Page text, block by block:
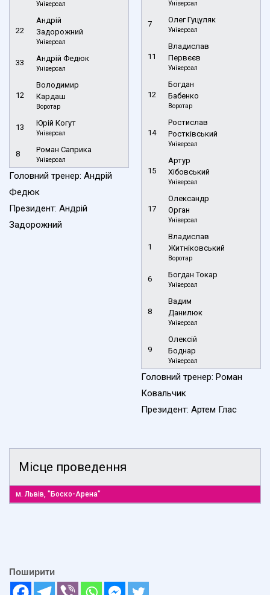
Універсал
22
Андрій
Задорожний
Універсал
33 Андрій Федюк
Універсал
12
Володимир
Кардаш
Воротар
13 Юрій Когут
Універсал
8 Роман Саприка
Універсал
Головний тренер: Андрій
Федюк
Президент: Андрій
Задорожний
Універсал
7 Олег Гуцуляк
Універсал
11
Владислав
Первєєв
Універсал
12
Богдан
Бабенко
Воротар
14
Ростислав
Ростківський
Універсал
15
Артур
Хібовський
Універсал
17
Олександр
Орган
Універсал
1
Владислав
Житніковський
Воротар
6 Богдан Токар
Універсал
8
Вадим
Данилюк
Універсал
9
Олексій
Боднар
Універсал
Головний тренер: Роман
Ковальчик
Президент: Артем Глас
Місце проведення
м. Львів, "Боско-Арена"
Поширити